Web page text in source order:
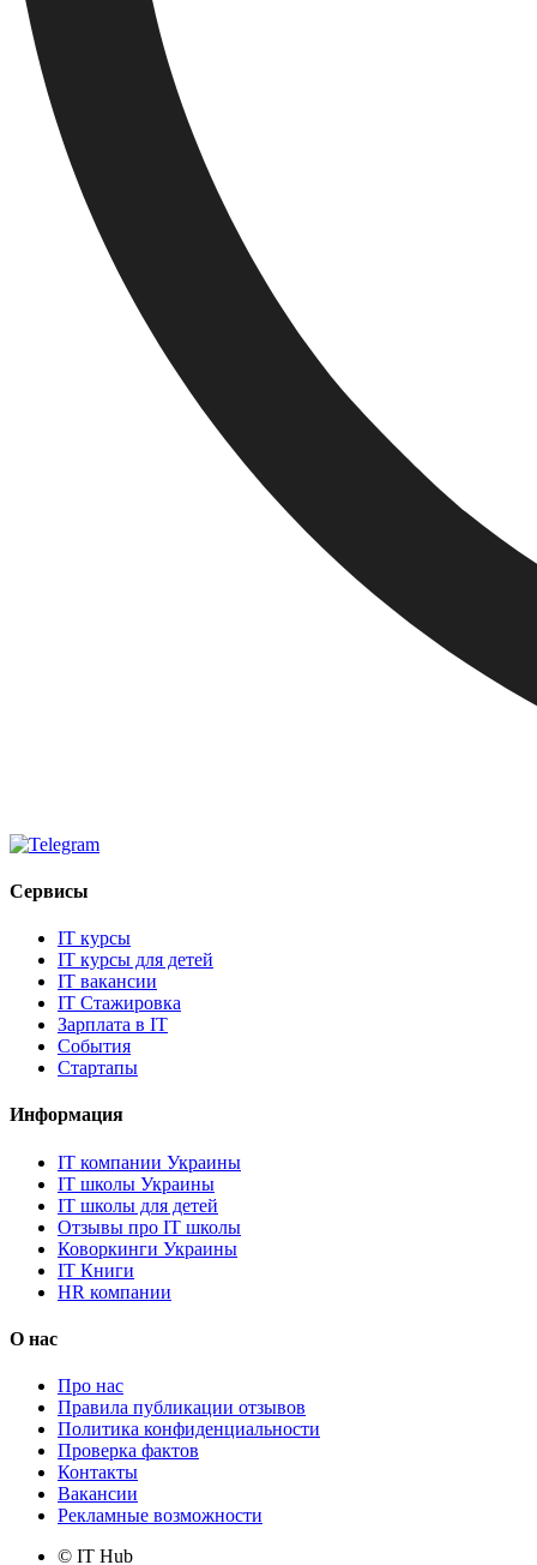
Сервисы
IT курсы
IT курсы для детей
IT вакансии
IT Стажировка
Зарплата в IT
События
Стартапы
Информация
IT компании Украины
IT школы Украины
IT школы для детей
Отзывы про IT школы
Коворкинги Украины
IT Книги
HR компании
О нас
Про нас
Правила публикации отзывов
Политика конфиденциальности
Проверка фактов
Контакты
Вакансии
Рекламные возможности
© IT Hub